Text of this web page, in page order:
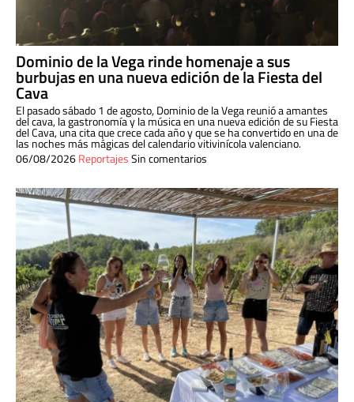
Dominio de la Vega rinde homenaje a sus
burbujas en una nueva edición de la Fiesta del
Cava
El pasado sábado 1 de agosto, Dominio de la Vega reunió a amantes
del cava, la gastronomía y la música en una nueva edición de su Fiesta
del Cava, una cita que crece cada año y que se ha convertido en una de
las noches más mágicas del calendario vitivinícola valenciano.
06/08/2026ReportajesSin comentarios